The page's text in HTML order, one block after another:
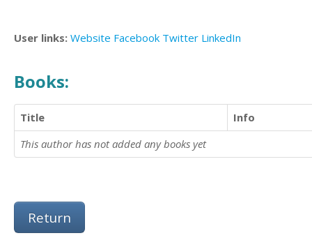
User links: Website Facebook Twitter LinkedIn
Books:
Title
Info
This author has not added any books yet
Return